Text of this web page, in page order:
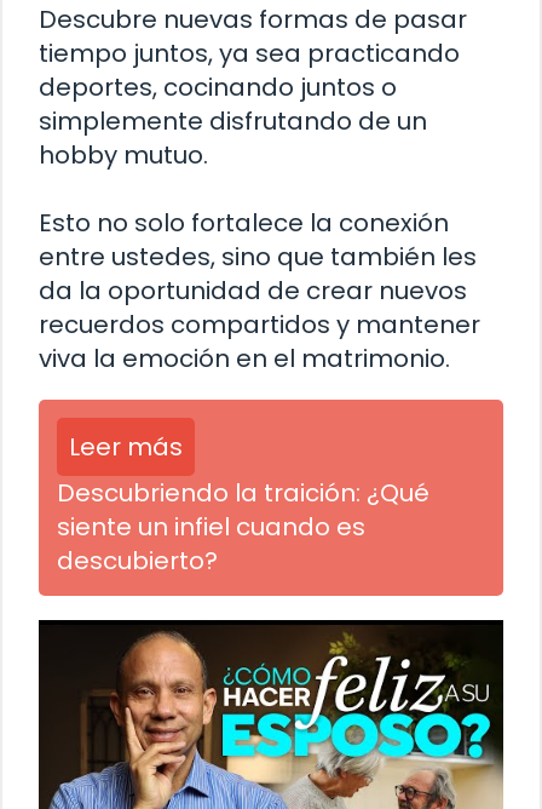
Descubre nuevas formas de pasar
tiempo juntos, ya sea practicando
deportes, cocinando juntos o
simplemente disfrutando de un
hobby mutuo.
Esto no solo fortalece la conexión
entre ustedes, sino que también les
da la oportunidad de crear nuevos
recuerdos compartidos y mantener
viva la emoción en el matrimonio.
Leer más
Descubriendo la traición: ¿Qué
siente un infiel cuando es
descubierto?